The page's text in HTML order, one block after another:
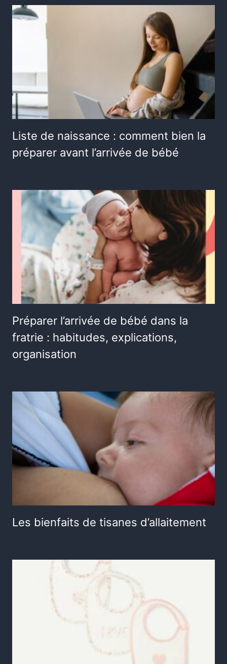
Liste de naissance : comment bien la
préparer avant l’arrivée de bébé
Préparer l’arrivée de bébé dans la
fratrie : habitudes, explications,
organisation
Les bienfaits de tisanes d’allaitement